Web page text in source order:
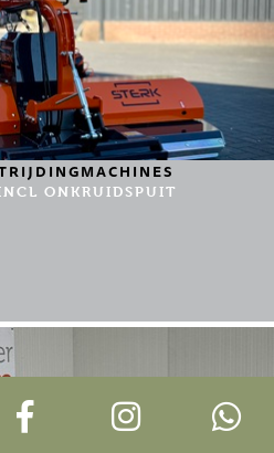
ONKRUIDSPUIT